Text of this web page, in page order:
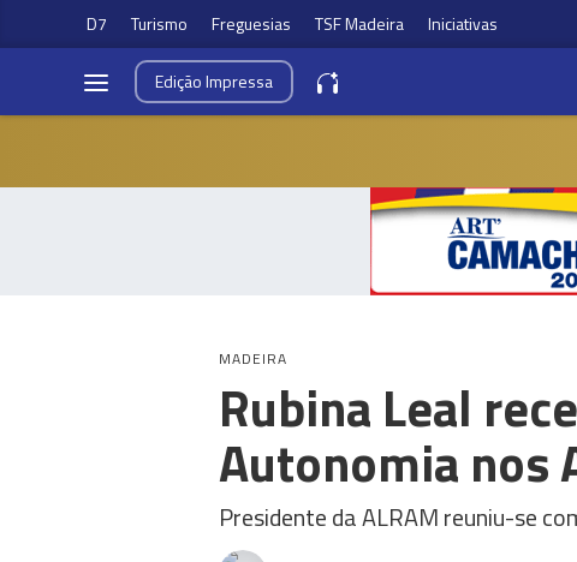
D7 Turismo Freguesias TSF Madeira Iniciativas
EdiçãoImpressa
MADEIRA
Rubina Leal
Autonomia nos
Presidente da ALRAM reuniu-se